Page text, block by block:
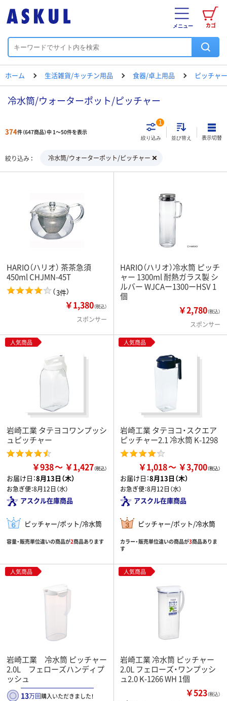
カゴ
メニュー
ホーム 生活雑貨/キッチン用品 食器/卓上用品 ピッチャ
冷水筒/ウォーターポット/ピッチャー
374件（647商品）中 1～50件を表示
絞り込み
1
並び替え 表示切替
絞り込み 冷水筒/ウォーターポット/ピッチャー
HARIO（ハリオ） 茶茶急須
450ml CHJMN-45T
（3件）
￥1,380（税込）
スポンサー
HARIO（ハリオ）冷水筒 ピッチ
ャー 1300ml 耐熱ガラス製 シ
ルバー WJCAー1300ーHSV 1
個
￥2,780（税込）
スポンサー
人気商品
岩崎工業 タテヨコワンプッシ
ュピッチャー
￥938 ￥1,427
お届け日：8月13日（木）
お急ぎ便：8月12日（水）
アスクル在庫商品
ピッチャー/ポット/冷水筒
容量・販売単位違いの商品が2商品あります
人気商品
岩崎工業 タテヨコ・スクエア
ピッチャー2.1 冷水筒 K-1298
￥1,018 ￥3,700
お届け日：8月13日（木）
お急ぎ便：8月12日（水）
アスクル在庫商品
ピッチャー/ポット/冷水筒
カラー・販売単位違いの商品が3商品ありま
す
人気商品
岩崎工業 冷水筒 ピッチャー
2.0L フェローズハンディプ
ッシュ
13万回購入いただきました！
人気商品
岩崎工業 冷水筒 ピッチャー
2.0L フェローズ・ワンプッシ
ュ2.0 K-1266 WH 1個
￥523（税込）